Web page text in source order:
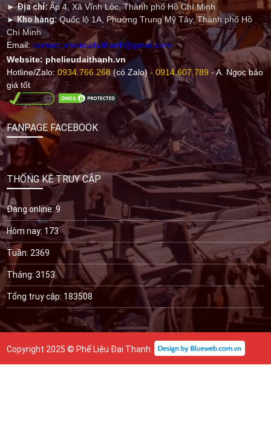
► Địa chỉ:Ấp 4, Xã Vĩnh Lộc, Thành phố Hồ Chí Minh
► Kho hàng: Quốc lộ 1A, Phường Trung Mỹ Tây, Thành phố Hồ
Chí Minh
Email:contact.phelieudaithanh@gmail.com
Website: phelieudaithanh.vn
Hotline/Zalo:0934.766.268(có Zalo) -0914.607.789 - A. Ngọc báo
giá tốt
FANPAGE FACEBOOK
THỐNG KÊ TRUY CẬP
Đang online: 9
Hôm nay: 173
Tuần: 2369
Tháng: 3153
Tổng truy cập: 183508
Copyright 2025 © Phế Liệu Đại Thanh.